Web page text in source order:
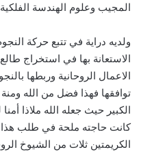
المجيب وعلوم الهندسة الفلكية
ولديه دراية في تتبع حركة
الاستعانة بها في استخراج
الاعمال الروحانية وربطها
توافقها فهذا فضل من الله
الكبير حيث جعله الله ملاذا
كانت حاجته ملحة في طلب هذا
الكريمتين ثلات من الشيوخ